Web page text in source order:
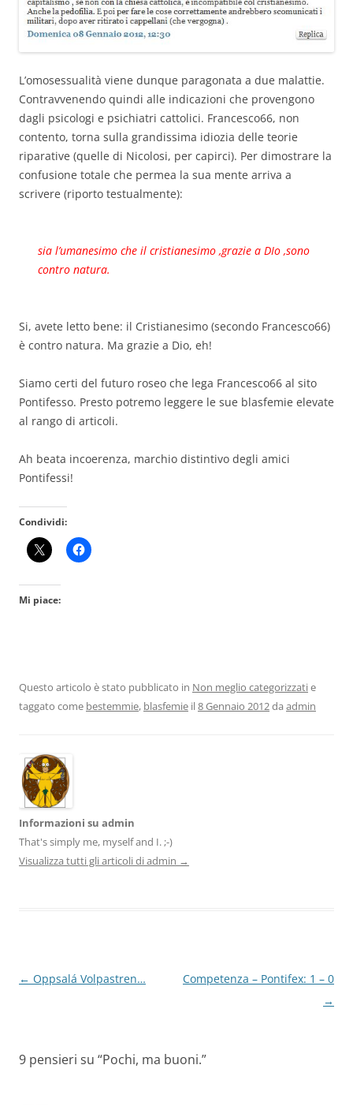
L’omosessualità viene dunque paragonata a due malattie.
Contravvenendo quindi alle indicazioni che provengono
dagli psicologi e psichiatri cattolici. Francesco66, non
contento, torna sulla grandissima idiozia delle teorie
riparative (quelle di Nicolosi, per capirci). Per dimostrare la
confusione totale che permea la sua mente arriva a
scrivere (riporto testualmente):
sia l’umanesimo che il cristianesimo ,grazie a DIo ,sono
contro natura.
Si, avete letto bene: il Cristianesimo (secondo Francesco66)
è contro natura. Ma grazie a Dio, eh!
Siamo certi del futuro roseo che lega Francesco66 al sito
Pontifesso. Presto potremo leggere le sue blasfemie elevate
al rango di articoli.
Ah beata incoerenza, marchio distintivo degli amici
Pontifessi!
Condividi:
Mi piace:
Questo articolo è stato pubblicato in Non meglio categorizzatie
taggato come bestemmie, blasfemie il8 Gennaio 2012da admin
Informazioni su admin
That's simply me, myself and I. ;-)
Visualizza tutti gli articoli di admin →
Navigazione
← Oppsalá Volpastren…
Competenza – Pontifex: 1 – 0
→
9 pensieri su “Pochi, ma buoni.”